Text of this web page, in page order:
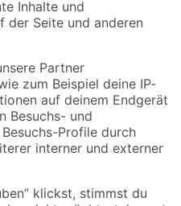
Versandarten